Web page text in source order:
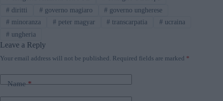
#diritti #governo magiaro # governo ungherese
#minoranza #peter magyar # transcarpatia # ucraina
#ungheria
Leave a Reply
Your email address will not be published. Required fields are marked *
Name*